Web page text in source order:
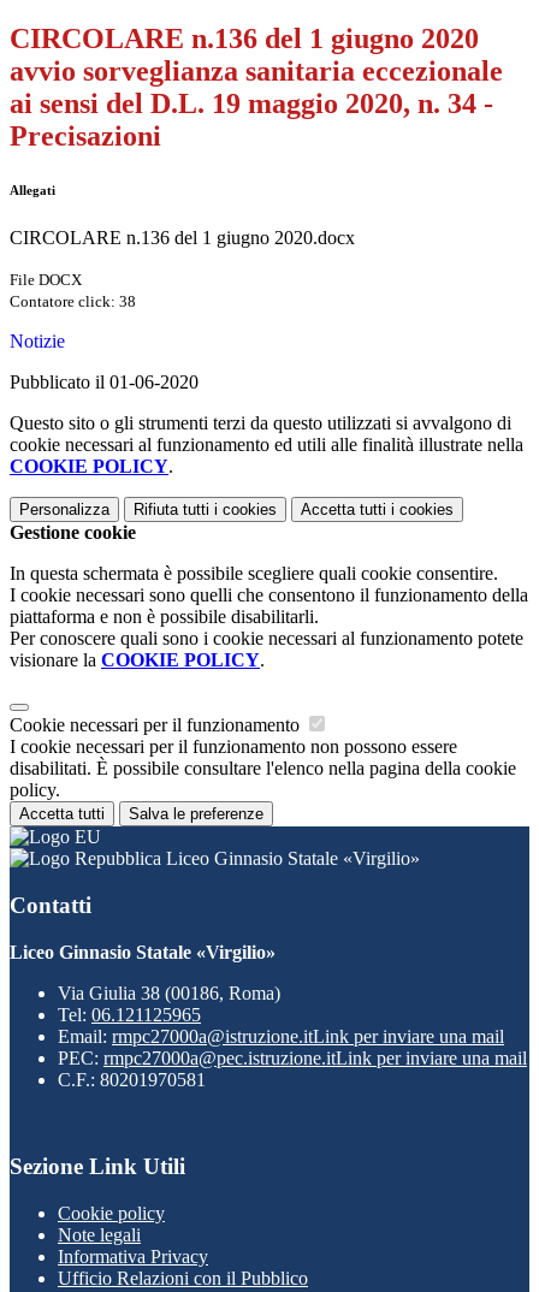
CIRCOLARE n.136 del 1 giugno 2020
avvio sorveglianza sanitaria eccezionale
ai sensi del D.L. 19 maggio 2020, n. 34 -
Precisazioni
Allegati
CIRCOLARE n.136 del 1 giugno 2020.docx
File DOCX
Contatore click: 38
Notizie
Pubblicato il 01-06-2020
Questo sito o gli strumenti terzi da questo utilizzati si avvalgono di
cookie necessari al funzionamento ed utili alle finalità illustrate nella
COOKIE POLICY.
Personalizza Rifiuta tutti i cookies Accetta tutti i cookies
Gestione cookie
In questa schermata è possibile scegliere quali cookie consentire.
I cookie necessari sono quelli che consentono il funzionamento della
piattaforma e non è possibile disabilitarli.
Per conoscere quali sono i cookie necessari al funzionamento potete
visionare la COOKIE POLICY.
Cookie necessari per il funzionamento
I cookie necessari per il funzionamento non possono essere
disabilitati. È possibile consultare l'elenco nella pagina della cookie
policy.
Accetta tutti Salva le preferenze
Liceo Ginnasio Statale «Virgilio»
Contatti
Liceo Ginnasio Statale «Virgilio»
Via Giulia 38 (00186, Roma)
Tel: 06.121125965
Email: rmpc27000a@istruzione.itLink per inviare una mail
PEC: rmpc27000a@pec.istruzione.itLink per inviare una mail
C.F.: 80201970581
Sezione Link Utili
Cookie policy
Note legali
Informativa Privacy
Ufficio Relazioni con il Pubblico